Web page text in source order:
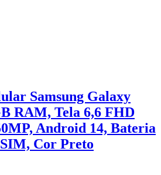
Samsung Galaxy
RAM, Tela 6,6 FHD
Android 14, Bateria
Cor Preto